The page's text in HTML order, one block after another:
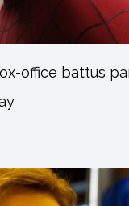
office battus